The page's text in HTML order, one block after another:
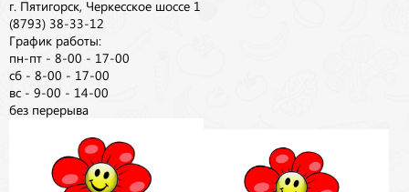
г. Пятигорск, Черкесское шоссе 1
(8793) 38-33-12
График работы:
пн-пт - 8-00 - 17-00
сб - 8-00 - 17-00
вс - 9-00 - 14-00
без перерыва